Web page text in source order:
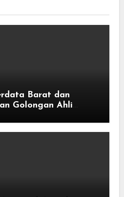
Barat dan
Golongan Ahli